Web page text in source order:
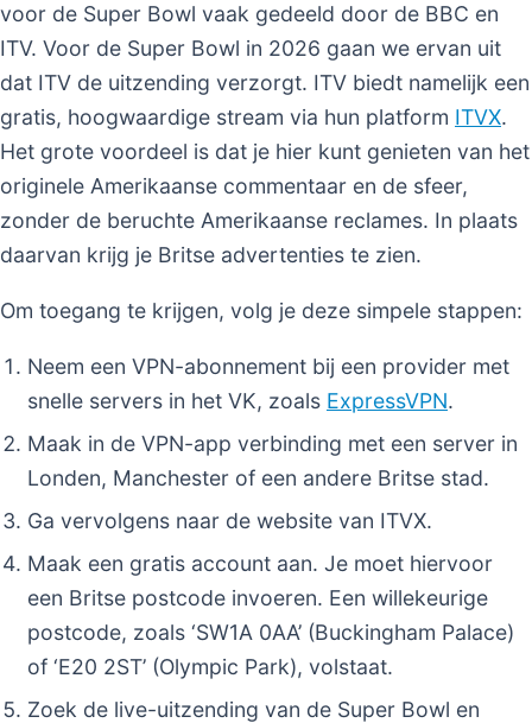
voor de Super Bowl vaak gedeeld door de BBC en
ITV. Voor de Super Bowl in 2026 gaan we ervan uit
dat ITV de uitzending verzorgt. ITV biedt namelijk een
gratis, hoogwaardige stream via hun platform ITVX.
Het grote voordeel is dat je hier kunt genieten van het
originele Amerikaanse commentaar en de sfeer,
zonder de beruchte Amerikaanse reclames. In plaats
daarvan krijg je Britse advertenties te zien.
Om toegang te krijgen, volg je deze simpele stappen:
Neem een VPN-abonnement bij een provider met
snelle servers in het VK, zoals ExpressVPN.
Maak in de VPN-app verbinding met een server in
Londen, Manchester of een andere Britse stad.
Ga vervolgens naar de website van ITVX.
Maak een gratis account aan. Je moet hiervoor
een Britse postcode invoeren. Een willekeurige
postcode, zoals ‘SW1A 0AA’ (Buckingham Palace)
of ‘E20 2ST’ (Olympic Park), volstaat.
Zoek de live-uitzending van de Super Bowl en